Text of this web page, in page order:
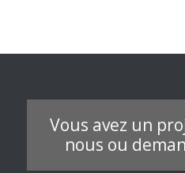
Vous avez un
nous ou